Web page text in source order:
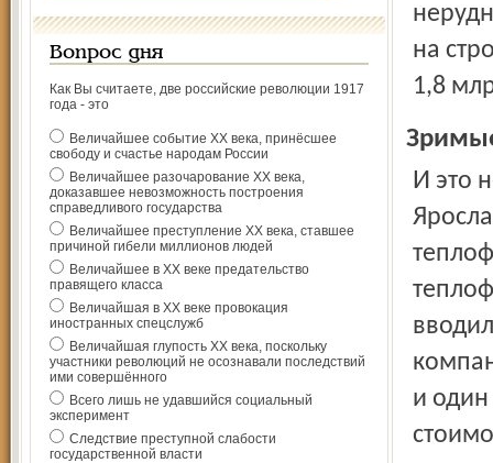
Вопрос дня
Как Вы считаете, две российские революции 1917
года - это
Величайшее событие ХХ века, принёсшее
свободу и счастье народам России
Величайшее разочарование ХХ века,
доказавшее невозможность построения
справедливого государства
Величайшее преступление ХХ века, ставшее
причиной гибели миллионов людей
Величайшее в ХХ веке предательство
правящего класса
Величайшая в ХХ веке провокация
иностранных спецслужб
Величайшая глупость ХХ века, поскольку
участники революций не осознавали последствий
ими совершённого
Всего лишь не удавшийся социальный
эксперимент
Следствие преступной слабости
государственной власти
на
1,8
И это не благие пожелания. Совсем недавно мы в
и